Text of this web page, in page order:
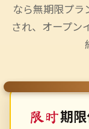
なら無期限プラ
され、オープン
限时期